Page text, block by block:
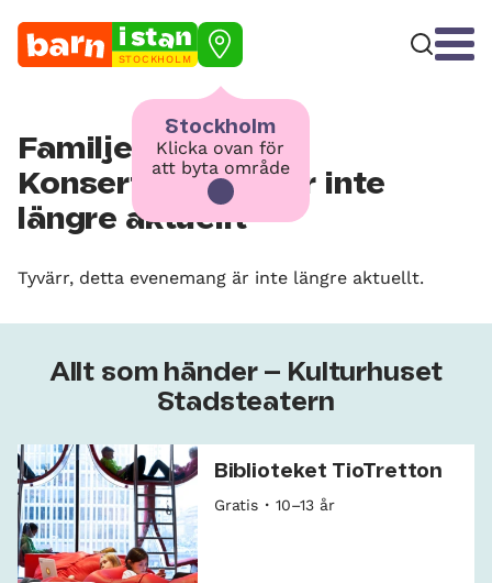
STOCKHOLM
Stockholm
Klicka ovan för
att byta område
Familjekonsert:
Konsertburkar – är inte
längre aktuellt
Tyvärr, detta evenemang är inte längre aktuellt.
Allt som händer – Kulturhuset
Stadsteatern
Biblioteket TioTretton
Gratis
10–13 år